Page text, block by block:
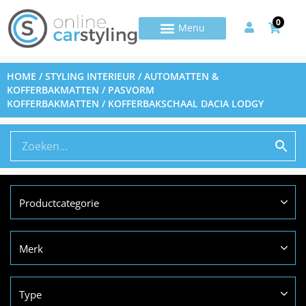
0
HOME /STYLING INTERIEUR /AUTOMATTEN &
KOFFERBAKMATTEN / PASVORM
KOFFERBAKMATTEN / KOFFERBAKSCHAAL DACIA LODGY
Productcategorie
Merk
Type